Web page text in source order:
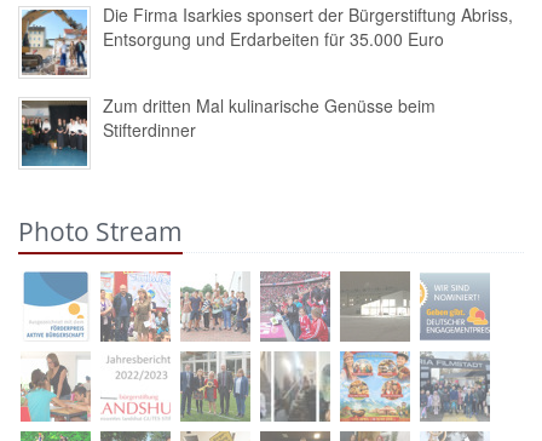
Die Firma Isarkies sponsert der Bürgerstiftung Abriss,
Entsorgung und Erdarbeiten für 35.000 Euro
Zum dritten Mal kulinarische Genüsse beim
Stifterdinner
Photo Stream